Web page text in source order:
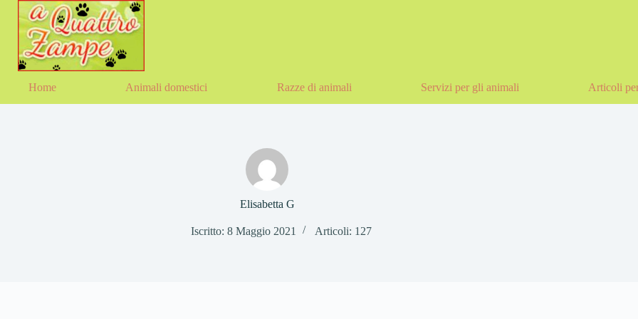
Salta
contenuto
Home Animali domestici Razze di animali Servizi per gli animali Articoli
Elisabetta G
Iscritto: 8 Maggio 2021 Articoli: 127